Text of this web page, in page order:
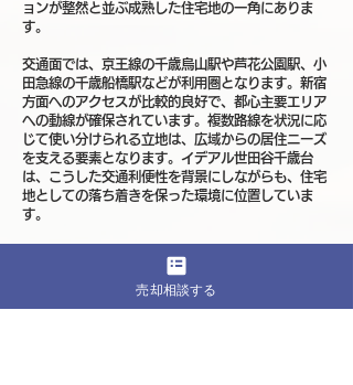
ョンが整然と並ぶ成熟した住宅地の一角にありま
す。
交通面では、京王線の千歳烏山駅や芦花公園駅、小
田急線の千歳船橋駅などが利用圏となります。新宿
方面へのアクセスが比較的良好で、都心主要エリア
への動線が確保されています。複数路線を状況に応
じて使い分けられる立地は、広域からの居住ニーズ
を支える要素となります。イデアル世田谷千歳台
は、こうした交通利便性を背景にしながらも、住宅
地としての落ち着きを保った環境に位置していま
す。
発が全面的に進むエリアではありません。街全体と
して低層中心の景観が維持され、住宅地としての秩
序が保たれやすい点が特徴です。短期間で街の性格
売却相談する